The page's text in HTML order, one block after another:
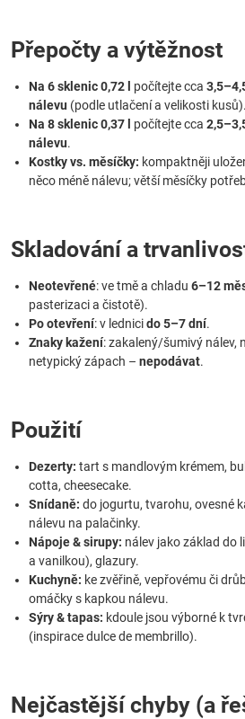
Přepočty a výtěžnost
Na 6 sklenic 0,72 l počítejte cca
nálevu (podle utlačení a velikosti kusů).
Na 8 sklenic 0,37 l
počítejte cca
nálevu.
Kostky vs. měsíčky: kompaktněji
něco méně nálevu; větší měsíčky
Skladování a
Neotevřené: ve tmě a chladu 6–12
pasterizaci a čistotě).
Po otevření: v lednicido 5–7 dní.
Znaky kažení: zakalený/šumivý nálev,
netypický zápach – nepodávat.
Použití
Dezerty: tart s mandlovým krémem,
cotta, cheesecake.
Snídaně: do jogurtu, tvarohu, ovesné
nálevu na palačinky.
Nápoje & sirupy: nálev jako základ do
a vanilkou), glazury.
Kuchyně: ke zvěřině, vepřovému či
omáčky s kapkou nálevu.
Sýry & tapas: kdoule jsou výborné k
(inspirace dulce de membrillo).
Nejčastější chyby (a